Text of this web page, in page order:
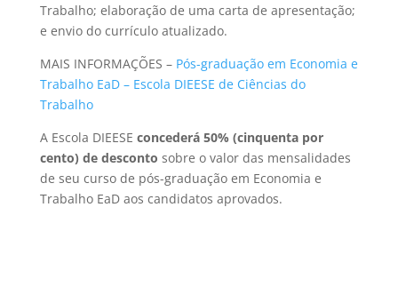
Trabalho; elaboração de uma carta de apresentação;
e envio do currículo atualizado.
MAIS INFORMAÇÕES – Pós-graduação em Economia e
Trabalho EaD – Escola DIEESE de Ciências do
Trabalho
A Escola DIEESE concederá 50% (cinquenta por
cento) de desconto sobre o valor das mensalidades
de seu curso de pós-graduação em Economia e
Trabalho EaD aos candidatos aprovados.